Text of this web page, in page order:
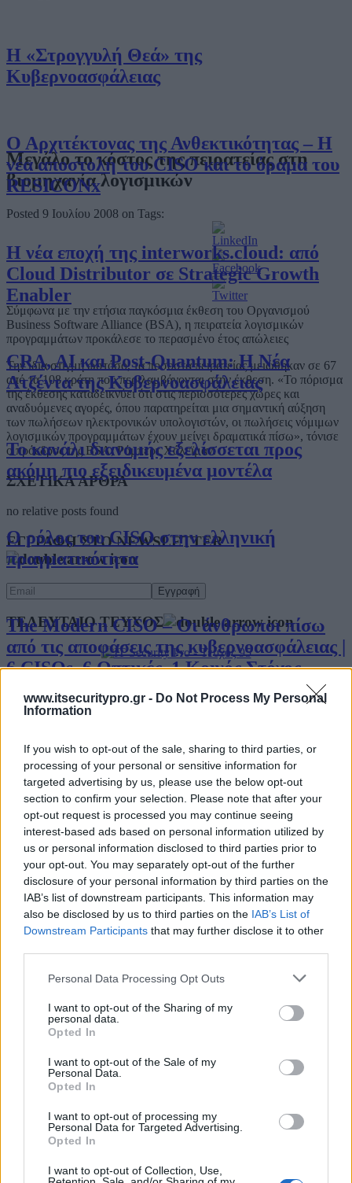
www.itsecuritypro.gr - Do Not Process My Personal
Information
If you wish to opt-out of the sale, sharing to third parties, or
processing of your personal or sensitive information for
targeted advertising by us, please use the below opt-out
section to confirm your selection. Please note that after your
opt-out request is processed you may continue seeing
interest-based ads based on personal information utilized by
us or personal information disclosed to third parties prior to
your opt-out. You may separately opt-out of the further
disclosure of your personal information by third parties on the
IAB’s list of downstream participants. This information may
also be disclosed by us to third parties on the IAB’s List of
Downstream Participants that may further disclose it to other
Personal Data Processing Opt Outs
I want to opt-out of the Sharing of my
personal data.
Opted In
I want to opt-out of the Sale of my
Personal Data.
Opted In
I want to opt-out of processing my
Personal Data for Targeted Advertising.
Opted In
I want to opt-out of Collection, Use,
Η «Στρογγυλή Θεά» της
Κυβερνοασφάλειας
Ο Αρχιτέκτονας της Ανθεκτικότητας – Η
νέα αποστολή του CISO και το όραμα του
RESICONx
Η νέα εποχή της interworks.cloud: από
Cloud Distributor σε Strategic Growth
Enabler
CRA, AI και Post-Quantum: Η Νέα
Ατζέντα της Κυβερνοασφάλειας
Το κανάλι διανομής εξελίσσεται προς
ακόμη πιο εξειδικευμένα μοντέλα
Ο ρόλος του CISO στην ελληνική
πραγματικότητα
The Modern CISO – Οι άνθρωποι πίσω
από τις αποφάσεις της κυβερνοασφάλειας |
6 CISOs, 6 Οπτικές, 1 Κοινός Στόχος
μετά τη NIS2 – Τι πρέπει να γνωρίζει ο
CISO
Η μεταμόρφωση του CISO για τις
ανάγκες του σήμερα
Ο σύγχρονος CISO δεν επιλέγει προϊόντα.
Επιλέγει οικοσυστήματα.
Η Εξέλιξη του CISO σε Επιχειρησιακό
Ηγέτη
“Become a CISO”, they said…
Ο Σύγχρονος CISO: Από Τεχνικός
Μεγάλο το κόστος της πειρατείας στη
βιομηχανία λογισμικών
Posted 9 Ιουλίου 2008 on Tags:
Σύμφωνα με την ετήσια παγκόσμια έκθεση του Οργανισμού
Business Software Alliance (BSA), η πειρατεία λογισμικών
προγραμμάτων προκάλεσε το περασμένο έτος απώλειες
Την ίδια στιγμή ωστόσο, τα ποσοστά πειρατείας μειώθηκαν σε 67
από τα 108 κράτη που περιλαμβάνονται στην έκθεση. «Το πόρισμα
της έκθεσης καταδεικνύει ότι στις περισσότερες χώρες και
αναδυόμενες αγορές, όπου παρατηρείται μια σημαντική αύξηση
των πωλήσεων ηλεκτρονικών υπολογιστών, οι πωλήσεις νόμιμων
λογισμικών προγραμμάτων έχουν μείνει δραματικά πίσω», τόνισε
ο πρόεδρος της BSA, Ρόμπερτ Χόλεϊμαν.
ΣΧΕΤΙΚΑ ΑΡΘΡΑ
no relative posts found
ΕΓΓΡΑΦΗ ΣΤΟ NEWSLETTER
ΤΕΛΕΥΤΑΙΟ ΤΕΥΧΟΣ
Business IT
ΑΡΧΕΙΟ ΠΕΡΙΟΔΙΚΩΝ